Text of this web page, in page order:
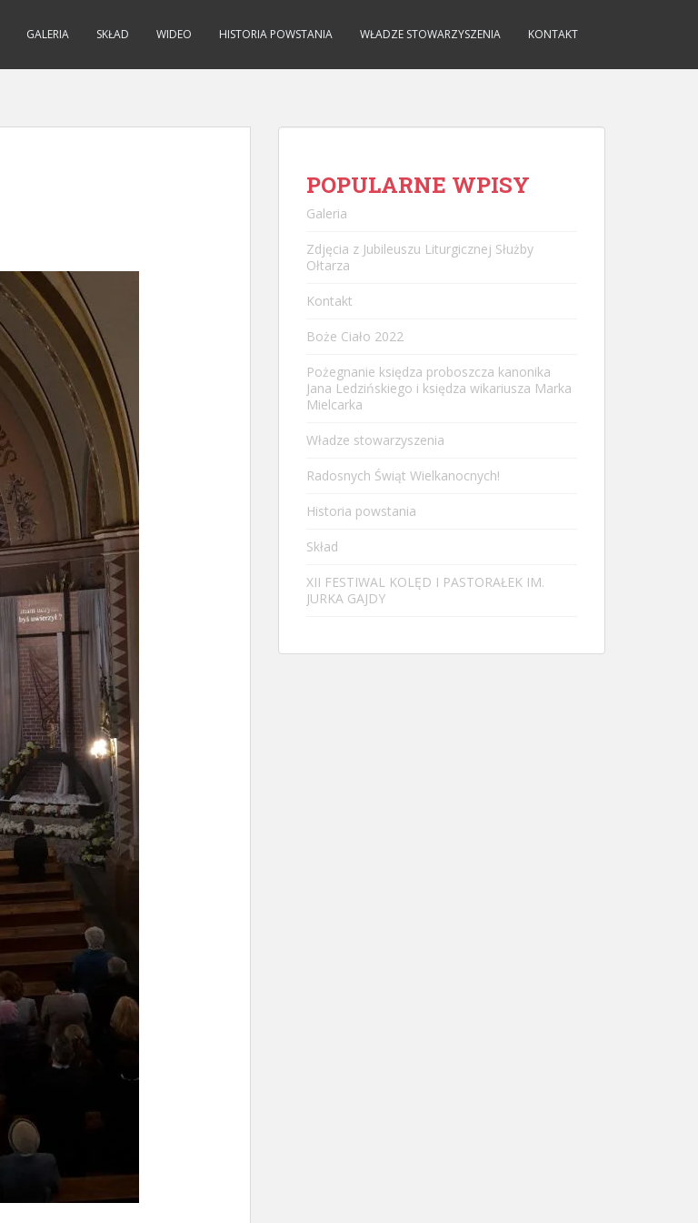
GALERIA SKŁAD WIDEO HISTORIA POWSTANIA WŁADZE STOWARZYSZENIA KONTAKT
POPULARNE WPISY
Galeria
Zdjęcia z Jubileuszu Liturgicznej Służby
Ołtarza
Kontakt
Boże Ciało 2022
Pożegnanie księdza proboszcza kanonika
Jana Ledzińskiego i księdza wikariusza Marka
Mielcarka
Władze stowarzyszenia
Radosnych Świąt Wielkanocnych!
Historia powstania
Skład
XII FESTIWAL KOLĘD I PASTORAŁEK IM.
JURKA GAJDY